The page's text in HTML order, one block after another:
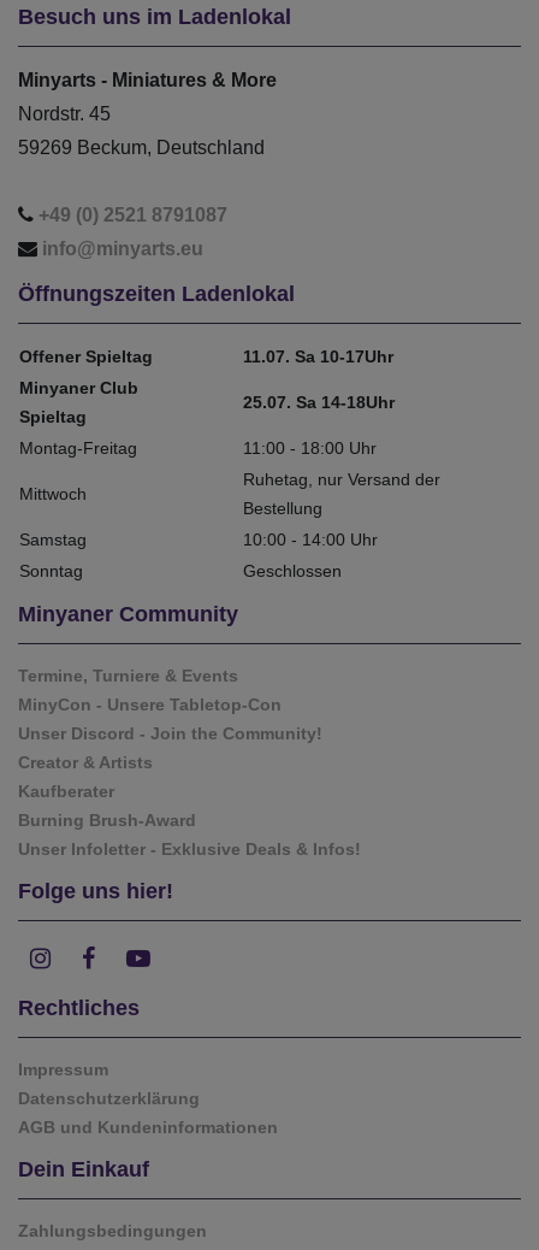
Besuch uns im Ladenlokal
Minyarts - Miniatures & More
Nordstr. 45
59269 Beckum, Deutschland
+49 (0) 2521 8791087
info@minyarts.eu
Öffnungszeiten Ladenlokal
Offener Spieltag
11.07. Sa 10-17Uhr
Minyaner Club
Spieltag
25.07. Sa 14-18Uhr
Montag-Freitag 11:00 - 18:00 Uhr
Mittwoch
Ruhetag, nur Versand der
Bestellung
Samstag
10:00 - 14:00 Uhr
Sonntag
Geschlossen
Minyaner Community
Termine, Turniere & Events
MinyCon - Unsere Tabletop-Con
Unser Discord - Join the Community!
Creator & Artists
Kaufberater
Burning Brush-Award
Unser Infoletter - Exklusive Deals & Infos!
Folge uns hier!
Rechtliches
Impressum
Datenschutzerklärung
AGB und Kundeninformationen
Dein Einkauf
Zahlungsbedingungen